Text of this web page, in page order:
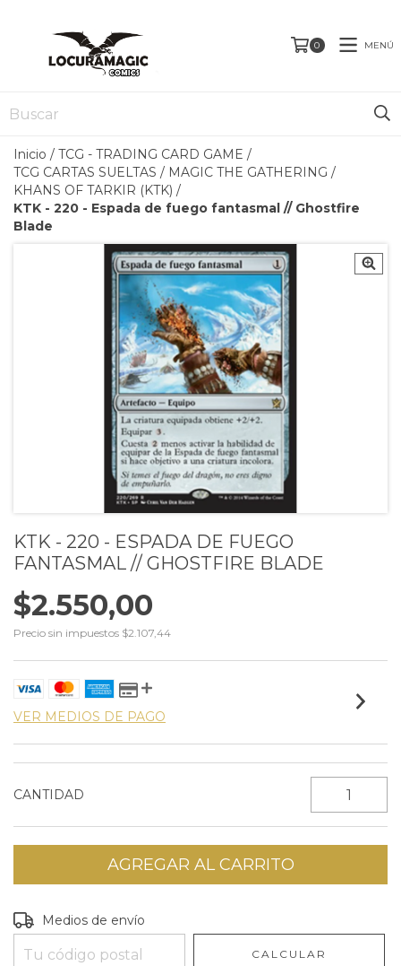
0 MENÚ
Inicio / TCG - TRADING CARD GAME /
TCG CARTAS SUELTAS / MAGIC THE GATHERING /
KHANS OF TARKIR (KTK) /
KTK - 220 - Espada de fuego fantasmal // Ghostfire
Blade
KTK - 220 - ESPADA DE FUEGO
FANTASMAL // GHOSTFIRE BLADE
$2.550,00
Precio sin impuestos $2.107,44
VER MEDIOS DE PAGO
CANTIDAD
Entregas para el CP:
Medios de envío
CALCULAR